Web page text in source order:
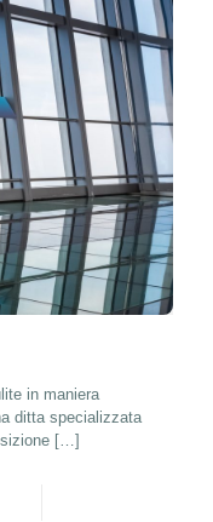
in maniera
ditta specializzata
[…]